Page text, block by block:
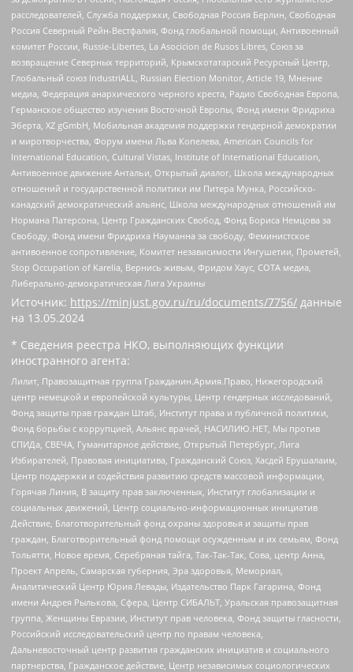
расследователей, Служба поддержки, Свободная Россия Берлин, Свободная
Россия Северный Рейн-Вестфалия, Фонд глобальной помощи, Антивоенный
комитет России, Russie-Libertes, La Asocicion de Rusos Libres, Союз за
возвращение Северных территорий, Крымскотатарский Ресурсный Центр,
Глобальный союз IndustriALL, Russian Election Monitor, Article 19, Мнение
медиа, Федерация анархического черного креста, Радио Свободная Европа,
Германское общество изучения Восточной Европы, Фонд имени Фридриха
Эберта, XZ gGmbH, Мобильная академия поддержки гендерной демократии
и миротворчества, Форум имени Льва Копелева, American Councils for
International Education, Cultural Vistas, Institute of International Education,
Антивоенное движение Антальи, Открытый диалог, Школа международных
отношений и государственной политики им Питера Мунка, Российско-
канадский демократический альянс, Школа международных отношений им
Нормана Патерсона, Центр Гражданских Свобод, Фонд Бориса Немцова за
Свободу, Фонд имени Фридриха Науманна за свободу, Феминистское
антивоенное сопротивление, Комитет независимости Ингушетии, Прометей,
Stop Occupation of Karelia, Вернись живым, Фридом Хаус, СОТА медиа,
Либерально-демократическая Лига Украины
Источник: https://minjust.gov.ru/ru/documents/7756/ данные
на 13.05.2024
* Сведения реестра НКО, выполняющих функции
иностранного агента:
Лилит, Правозащитная группа Гражданин.Армия.Право, Нижегородский
центр немецкой и европейской культуры, Центр гендерных исследований,
Фонд защиты прав граждан Штаб, Институт права и публичной политики,
Фонд борьбы с коррупцией, Альянс врачей, НАСИЛИЮ.НЕТ, Мы против
СПИДа, СВЕЧА, Гуманитарное действие, Открытый Петербург, Лига
Избирателей, Правовая инициатива, Гражданский Союз, Хасдей Ерушалаим,
Центр поддержки и содействия развитию средств массовой информации,
Горячая Линия, В защиту прав заключенных, Институт глобализации и
социальных движений, Центр социально-информационных инициатив
Действие, Благотворительный фонд охраны здоровья и защиты прав
граждан, Благотворительный фонд помощи осужденным и их семьям, Фонд
Тольятти, Новое время, Серебряная тайга, Так-Так-Так, Сова, центр Анна,
Проект Апрель, Самарская губерния, Эра здоровья, Мемориал,
Аналитический Центр Юрия Левады, Издательство Парк Гагарина, Фонд
имени Андрея Рылькова, Сфера, Центр СИБАЛЬТ, Уральская правозащитная
группа, Женщины Евразии, Институт прав человека, Фонд защиты гласности,
Российский исследовательский центр по правам человека,
Дальневосточный центр развития гражданских инициатив и социального
партнерства, Гражданское действие, Центр независимых социологических